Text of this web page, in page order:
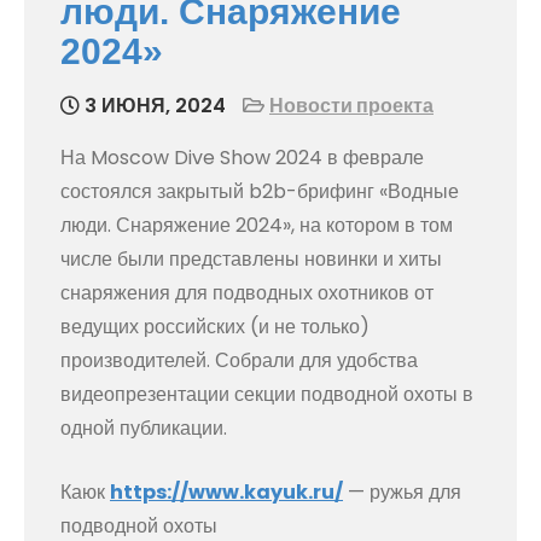
люди. Снаряжение
2024»
3 ИЮНЯ, 2024
Новости проекта
На Moscow Dive Show 2024 в феврале
состоялся закрытый b2b-брифинг «Водные
люди. Снаряжение 2024», на котором в том
числе были представлены новинки и хиты
снаряжения для подводных охотников от
ведущих российских (и не только)
производителей. Собрали для удобства
видеопрезентации секции подводной охоты в
одной публикации.
Каюк https://www.kayuk.ru/ — ружья для
подводной охоты